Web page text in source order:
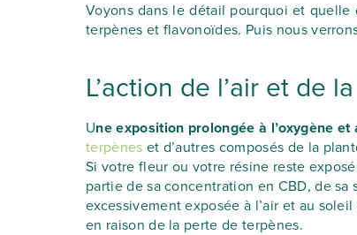
Voyons dans le détail pourquoi et quelle
terpènes et flavonoïdes. Puis nous
L’action de l’air et de
Une exposition prolongée à l’oxygène et
terpènes et d’autres composés de la
Si votre fleur ou votre résine reste
partie de sa concentration en CBD, de
excessivement exposée à l’air et au
en raison de la perte de terpènes.